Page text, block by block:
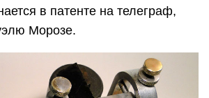
в патенте на телеграф,
Морозе.